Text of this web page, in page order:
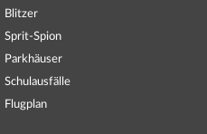
Blitzer
Sprit-Spion
Parkhäuser
Schulausfälle
Flugplan